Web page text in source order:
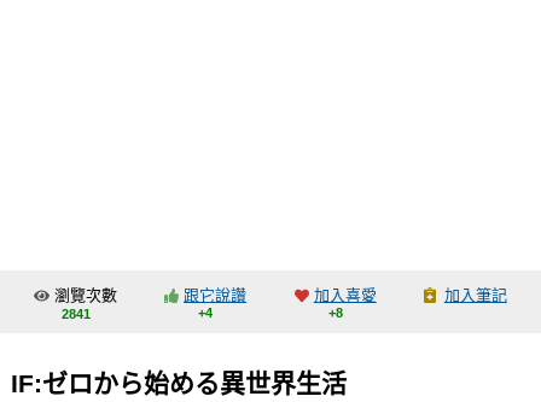
交流中心
會員功能選單
瀏覽次數
2841
跟它說讚
+4
加入喜愛
+8
加入筆記
​IF:ゼロから始める異世界生活